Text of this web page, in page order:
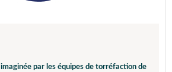
par les équipes de torréfaction de